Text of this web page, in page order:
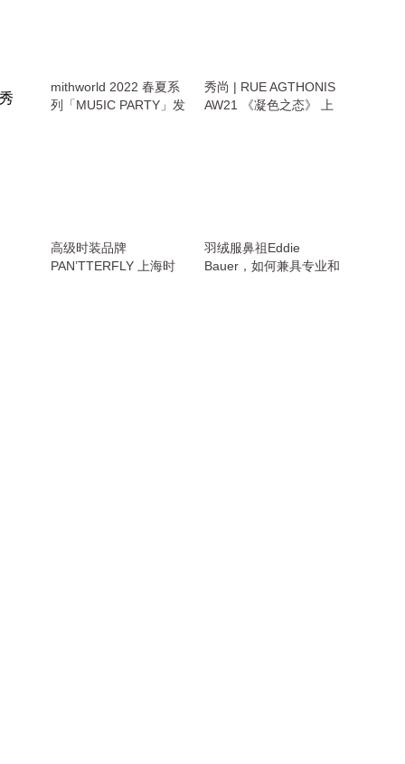
mithworld 2022 春夏系
列「MU5IC PARTY」发
秀尚 | RUE AGTHONIS
AW21 《凝色之态》 上
高级时装品牌
PAN’TTERFLY 上海时
羽绒服鼻祖Eddie
Bauer，如何兼具专业和